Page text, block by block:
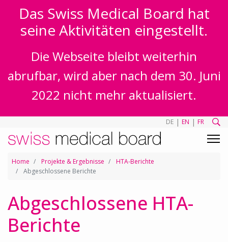
Das Swiss Medical Board hat
seine Aktivitäten eingestellt.
Die Webseite bleibt weiterhin
abrufbar, wird aber nach dem 30. Juni
2022 nicht mehr aktualisiert.
DE | EN | FR
Home Projekte & Ergebnisse
HTA-Berichte
Abgeschlossene Berichte
Abgeschlossene HTA-
Berichte